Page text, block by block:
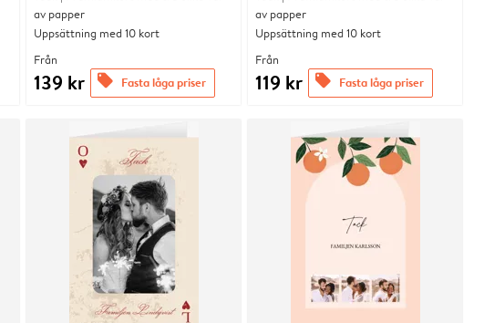
av papper
Uppsättning med 10 kort
Från
139 kr offers Fasta låga priser
av papper
Uppsättning med 10 kort
Från
119 kr offers Fasta låga priser